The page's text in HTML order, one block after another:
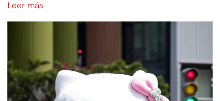
Leer más